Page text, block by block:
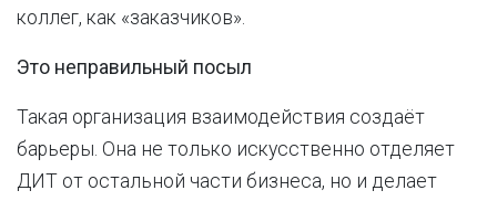
коллег, как «заказчиков».
Это неправильный посыл
Такая организация взаимодействия создаёт
барьеры. Она не только искусственно отделяет
ДИТ от остальной части бизнеса, но и делает